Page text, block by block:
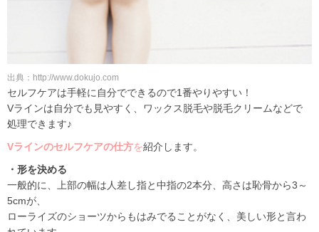
出典：http://www.dokujo.com
セルフケアは手軽に自分でできるので1番やりやすい！
Vラインは自分でも見やすく、ワックス脱毛や脱毛クリームなどで
処理できます♪
Vラインのセルフケアの仕方を紹介します。
・形を決める
一般的に、上部の幅は人差し指と中指の2本分、高さは恥骨から3～
5cmが、
ローライズのショーツからもはみでることがなく、美しい形と言わ